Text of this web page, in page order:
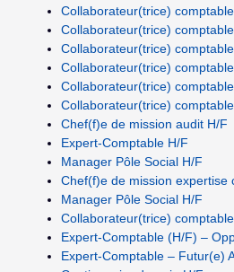
Collaborateur(trice)
Collaborateur(trice)
Collaborateur(trice)
Collaborateur(trice)
Collaborateur(trice)
Collaborateur(trice)
Chef(f)e de mission audit H/F
Expert-Comptable H/F
Manager Pôle Social H/F
Chef(f)e de mission expertise
Manager Pôle Social H/F
Collaborateur(trice)
Expert-Comptable (H/F) –
Expert-Comptable – Futur(e)